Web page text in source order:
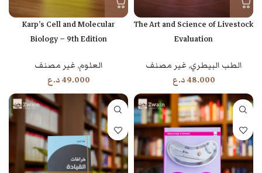
The Art and Science of Livestock
Evaluation
الطب البيطري,غير مصنف
48.000د.ع
Karp’s Cell and Molecular
Biology – 9th Edition
العلوم,غير مصنف
49.000د.ع